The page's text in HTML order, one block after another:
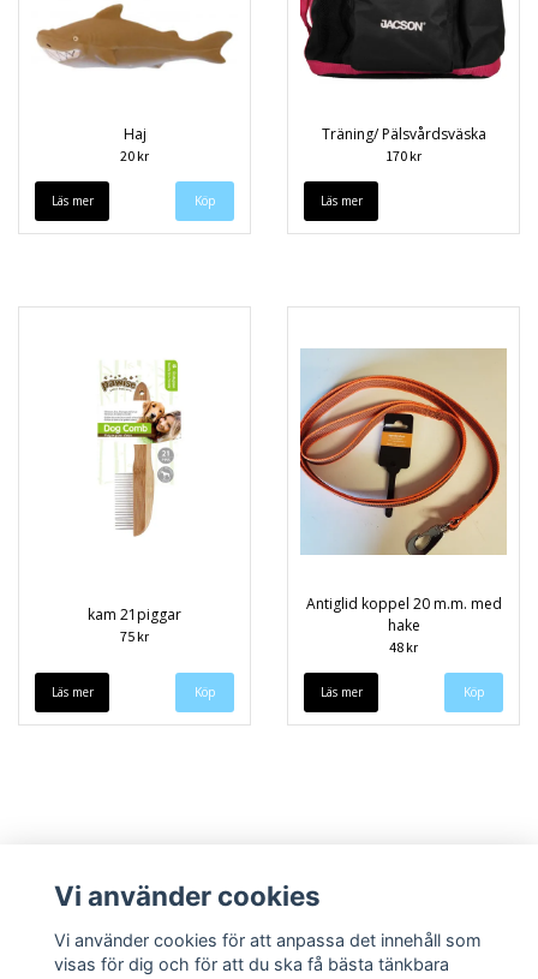
Haj
20 kr
Läs mer
Träning/ Pälsvårdsväska
170 kr
Läs mer
kam 21piggar
75 kr
Läs mer
Antiglid koppel 20 m.m. med
hake
48 kr
Läs mer Köp
Vi använder cookies
Vi använder cookies för att anpassa det innehåll som
visas för dig och för att du ska få bästa tänkbara